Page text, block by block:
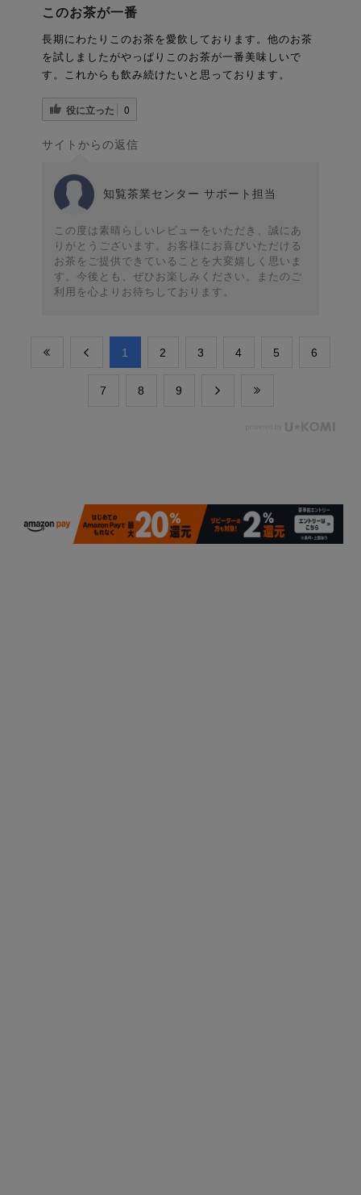
このお茶が一番
長期にわたりこのお茶を愛飲しております。他のお茶
を試しましたがやっぱりこのお茶が一番美味しいで
す。これからも飲み続けたいと思っております。
役に立った 0
サイトからの返信
知覧茶業センター サポート担当
この度は素晴らしいレビューをいただき、誠にあ
りがとうございます。お客様にお喜びいただける
お茶をご提供できていることを大変嬉しく思いま
す。今後とも、ぜひお楽しみください。またのご
利用を心よりお待ちしております。
​1 ​2 ​3 ​4 ​5 ​6
​7 ​8 ​9